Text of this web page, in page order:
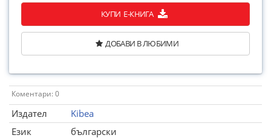
КУПИ Е-КНИГА
ДОБАВИ В ЛЮБИМИ
Коментари: 0
Издател
Kibea
Език
български